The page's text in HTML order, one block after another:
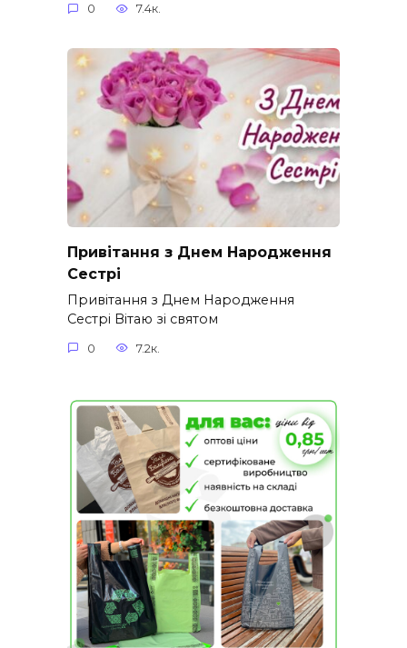
0 7.4к.
Привітання з Днем Народження
Сестрі
Привітання з Днем Народження
Сестрі Вітаю зі святом
0 7.2к.